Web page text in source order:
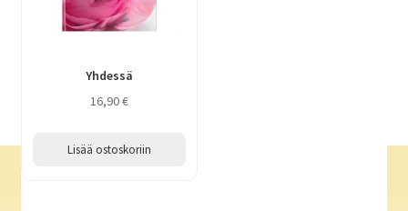
Yhdessä
16,90€
Lisää ostoskoriin